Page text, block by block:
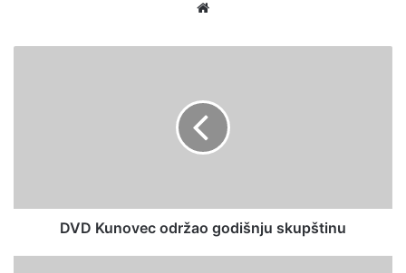
te
DVD Kunovec održao godišnju skupštinu